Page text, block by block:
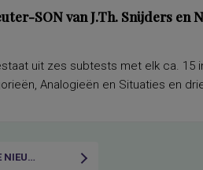
SON van J.Th. Snijders en
uit zes subtests met elk ca. 15
Analogieën en Situaties en
INSCHRIJVEN VOOR DE NIEUWSBRIEF